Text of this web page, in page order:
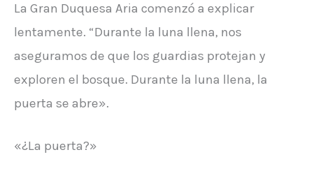
La Gran Duquesa Aria comenzó a explicar
lentamente. “Durante la luna llena, nos
aseguramos de que los guardias protejan y
exploren el bosque. Durante la luna llena, la
puerta se abre».
«¿La puerta?»